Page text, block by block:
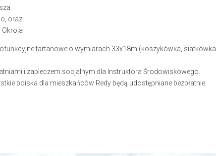
oraz
Okroja
tartanowe o wymiarach 33x18m (koszykówka, siatkówka,
i zapleczem socjalnym dla Instruktora Środowiskowego.
boiska dla mieszkańców Redy będą udostępniane bezpłatnie